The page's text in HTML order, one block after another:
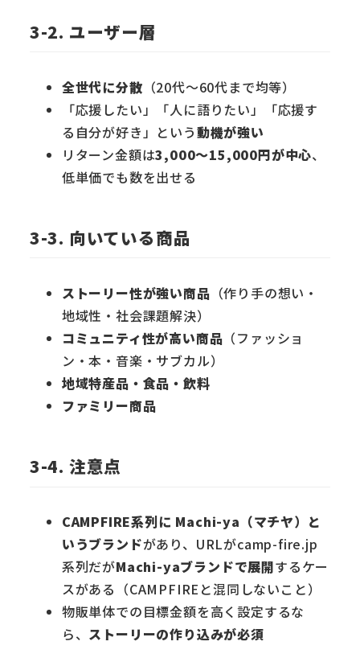
3-2. ユーザー層
全世代に分散 （20代〜60代まで均等）
「応援したい」「人に語りたい」「応援す
る自分が好き」という動機が強い
リターン金額は3,000〜15,000円が中心、
低単価でも数を出せる
3-3. 向いている商品
ストーリー性が強い商品 （作り手の想い・
地域性・社会課題解決）
コミュニティ性が高い商品 （ファッショ
ン・本・音楽・サブカル）
地域特産品・食品・飲料
ファミリー商品
3-4. 注意点
CAMPFIRE系列に Machi-ya（マチヤ）と
いうブランドがあり、URLがcamp-fire.jp
系列だがMachi-yaブランドで展開するケー
スがある（CAMPFIREと混同しないこと）
物販単体での目標金額を高く設定するな
ら、 ストーリーの作り込みが必須